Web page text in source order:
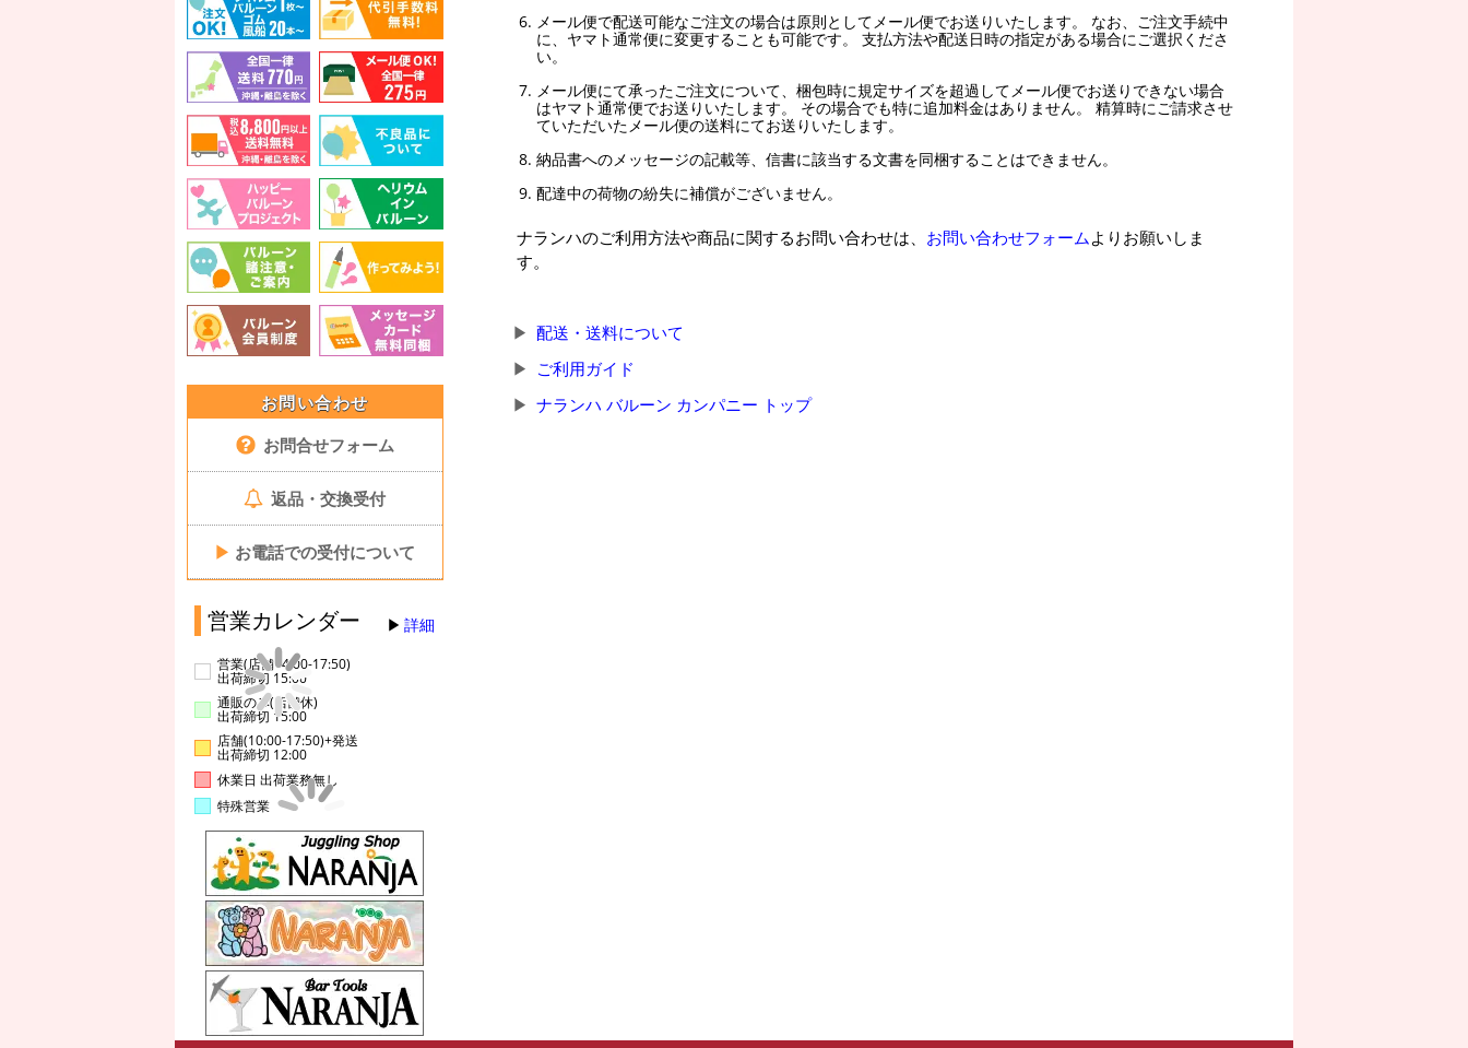
お問い合わせ
お問合せフォーム
返品・交換受付
▶ お電話での受付について
営業カレンダー 詳細
営業(店舗14:00-17:50)
出荷締切 15:00
通販のみ(店舗休)
出荷締切 15:00
店舗(10:00-17:50)+発送
出荷締切 12:00
休業日 出荷業務無し
特殊営業
メール便で配送可能なご注文の場合は原則としてメール便でお送りいたします。 なお、ご注文手続中
に、ヤマト通常便に変更することも可能です。 支払方法や配送日時の指定がある場合にご選択くださ
い。
メール便にて承ったご注文について、梱包時に規定サイズを超過してメール便でお送りできない場合
はヤマト通常便でお送りいたします。 その場合でも特に追加料金はありません。 精算時にご請求させ
ていただいたメール便の送料にてお送りいたします。
納品書へのメッセージの記載等、信書に該当する文書を同梱することはできません。
配達中の荷物の紛失に補償がございません。
ナランハのご利用方法や商品に関するお問い合わせは、 お問い合わせフォームよりお願いしま
す。
配送・送料について
ご利用ガイド
ナランハ バルーン カンパニー トップ